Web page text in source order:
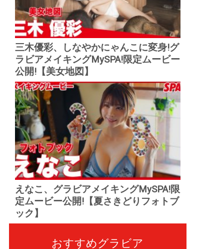
三木優彩、しなやかにゃんこに変身!グ
ラビアメイキングMySPA!限定ムービー
公開!【美女地図】
えなこ、グラビアメイキングMySPA!限
定ムービー公開!【夏さきどりフォトブ
ック】
おすすめグラビア